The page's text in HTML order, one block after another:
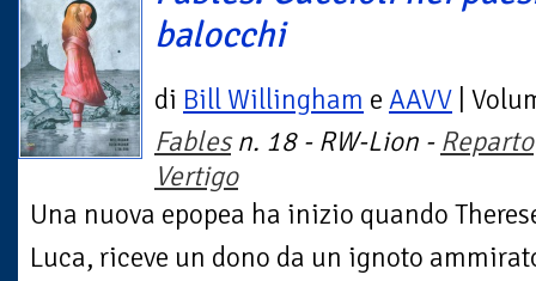
balocchi
di Bill Willingham e AAVV |
Fablesn. 18 - RW-Lion - Reparto
Vertigo
Una nuova epopea ha inizio quando
Luca, riceve un dono da un ignoto